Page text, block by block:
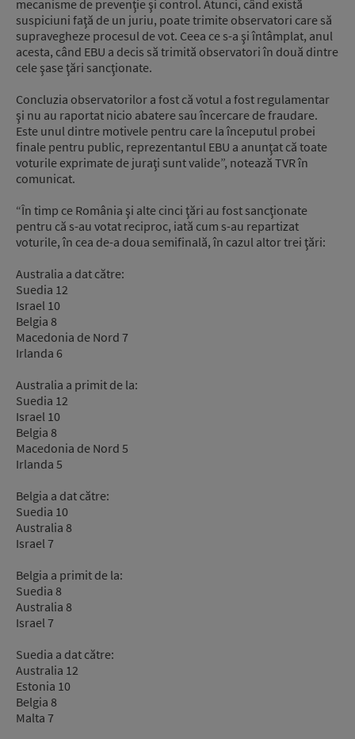
mecanisme de prevenţie şi control. Atunci, când există
suspiciuni faţă de un juriu, poate trimite observatori care să
supravegheze procesul de vot. Ceea ce s-a şi întâmplat, anul
acesta, când EBU a decis să trimită observatori în două dintre
cele şase ţări sancţionate.
Concluzia observatorilor a fost că votul a fost regulamentar
şi nu au raportat nicio abatere sau încercare de fraudare.
Este unul dintre motivele pentru care la începutul probei
finale pentru public, reprezentantul EBU a anunţat că toate
voturile exprimate de juraţi sunt valide”, notează TVR în
comunicat.
“În timp ce România şi alte cinci ţări au fost sancţionate
pentru că s-au votat reciproc, iată cum s-au repartizat
voturile, în cea de-a doua semifinală, în cazul altor trei ţări:
Australia a dat către:
Suedia 12
Israel 10
Belgia 8
Macedonia de Nord 7
Irlanda 6
Australia a primit de la:
Suedia 12
Israel 10
Belgia 8
Macedonia de Nord 5
Irlanda 5
Belgia a dat către:
Suedia 10
Australia 8
Israel 7
Belgia a primit de la:
Suedia 8
Australia 8
Israel 7
Suedia a dat către:
Australia 12
Estonia 10
Belgia 8
Malta 7